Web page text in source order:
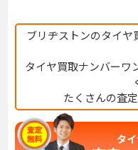
ブリヂストンのタイ
タイヤ買取ナンバーワ
たくさんの査
タ